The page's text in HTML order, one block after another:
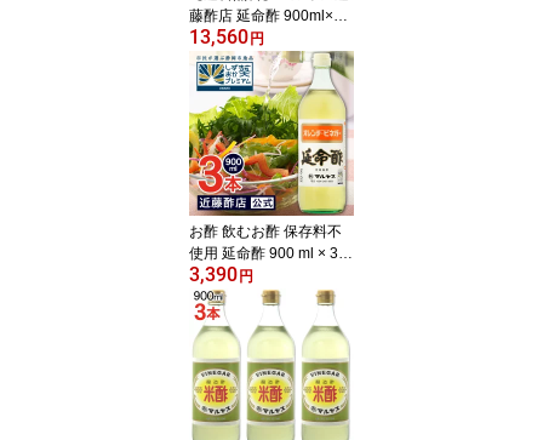
藤酢店 延命酢 900ml×12
本 【レギュラーサイズ
瓶】かんたん酢レシピ付
き♪毎日飲める酢、おい
しい酢の物・酢玉ねぎ、
飲むお酢など、とっても
べんりで酢料理に大活
躍。オレンジ・みかんの
お酢です お中元・お歳暮
ギフト 内祝い お返し 飲
む酢
13,560 円
お酢 飲むお酢 保存料不
使用 延命酢 900 ml × 3本
オレンヂ・ビネガー マル
ヤス近藤酢店 オレンジ・
みかんのお酢 ギフト 内
祝い お返し 飲む酢 かん
たん酢レシピ付き♪毎日
飲める酢、おいしい酢の
物・酢玉ねぎ、飲むお酢
など、とってもべんりで
3,390 円